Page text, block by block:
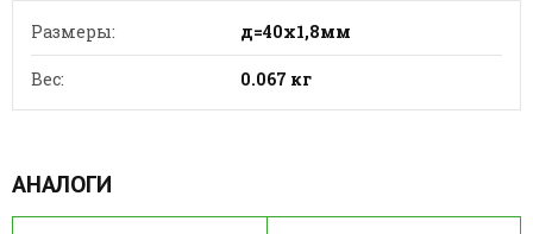
Размеры: д=40х1,8мм
Вес: 0.067 кг
АНАЛОГИ